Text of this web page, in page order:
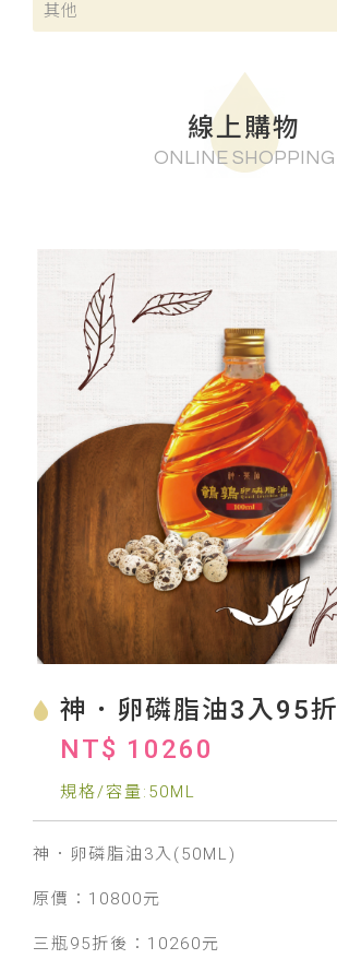
其他
線上購物
ONLINE SHOPPING
神．卵磷脂油3入95折
NT$ 10260
規格/容量:50ML
神．卵磷脂油3入(50ML)
原價： 10800元
三瓶95折後： 10260元